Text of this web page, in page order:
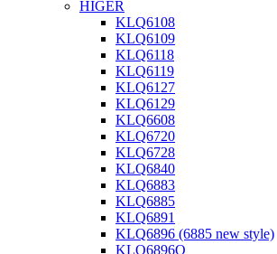
HIGER
KLQ6108
KLQ6109
KLQ6118
KLQ6119
KLQ6127
KLQ6129
KLQ6608
KLQ6720
KLQ6728
KLQ6840
KLQ6883
KLQ6885
KLQ6891
KLQ6896 (6885 new style)
KLQ6896Q